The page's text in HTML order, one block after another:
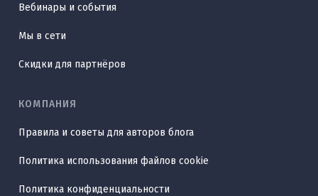
Вебинары и события
Мы в сети
Скидки для партнёров
КОМПАНИЯ
Правила и советы для авторов блога
Политика использования файлов cookie
Политика конфиденциальности